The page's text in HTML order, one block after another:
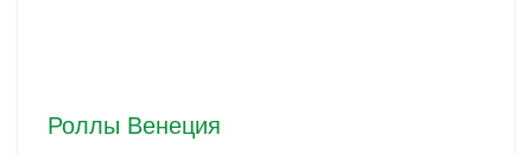
Роллы Венеция